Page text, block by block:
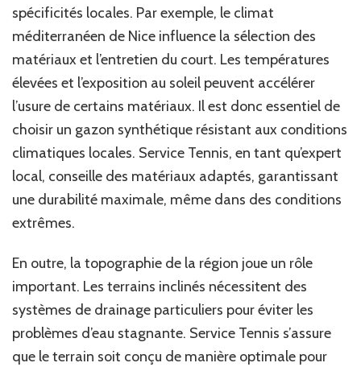
spécificités locales. Par exemple, le climat
méditerranéen de Nice influence la sélection des
matériaux et l’entretien du court. Les températures
élevées et l’exposition au soleil peuvent accélérer
l’usure de certains matériaux. Il est donc essentiel de
choisir un gazon synthétique résistant aux conditions
climatiques locales. Service Tennis, en tant qu’expert
local, conseille des matériaux adaptés, garantissant
une durabilité maximale, même dans des conditions
extrêmes.
En outre, la topographie de la région joue un rôle
important. Les terrains inclinés nécessitent des
systèmes de drainage particuliers pour éviter les
problèmes d’eau stagnante. Service Tennis s’assure
que le terrain soit conçu de manière optimale pour